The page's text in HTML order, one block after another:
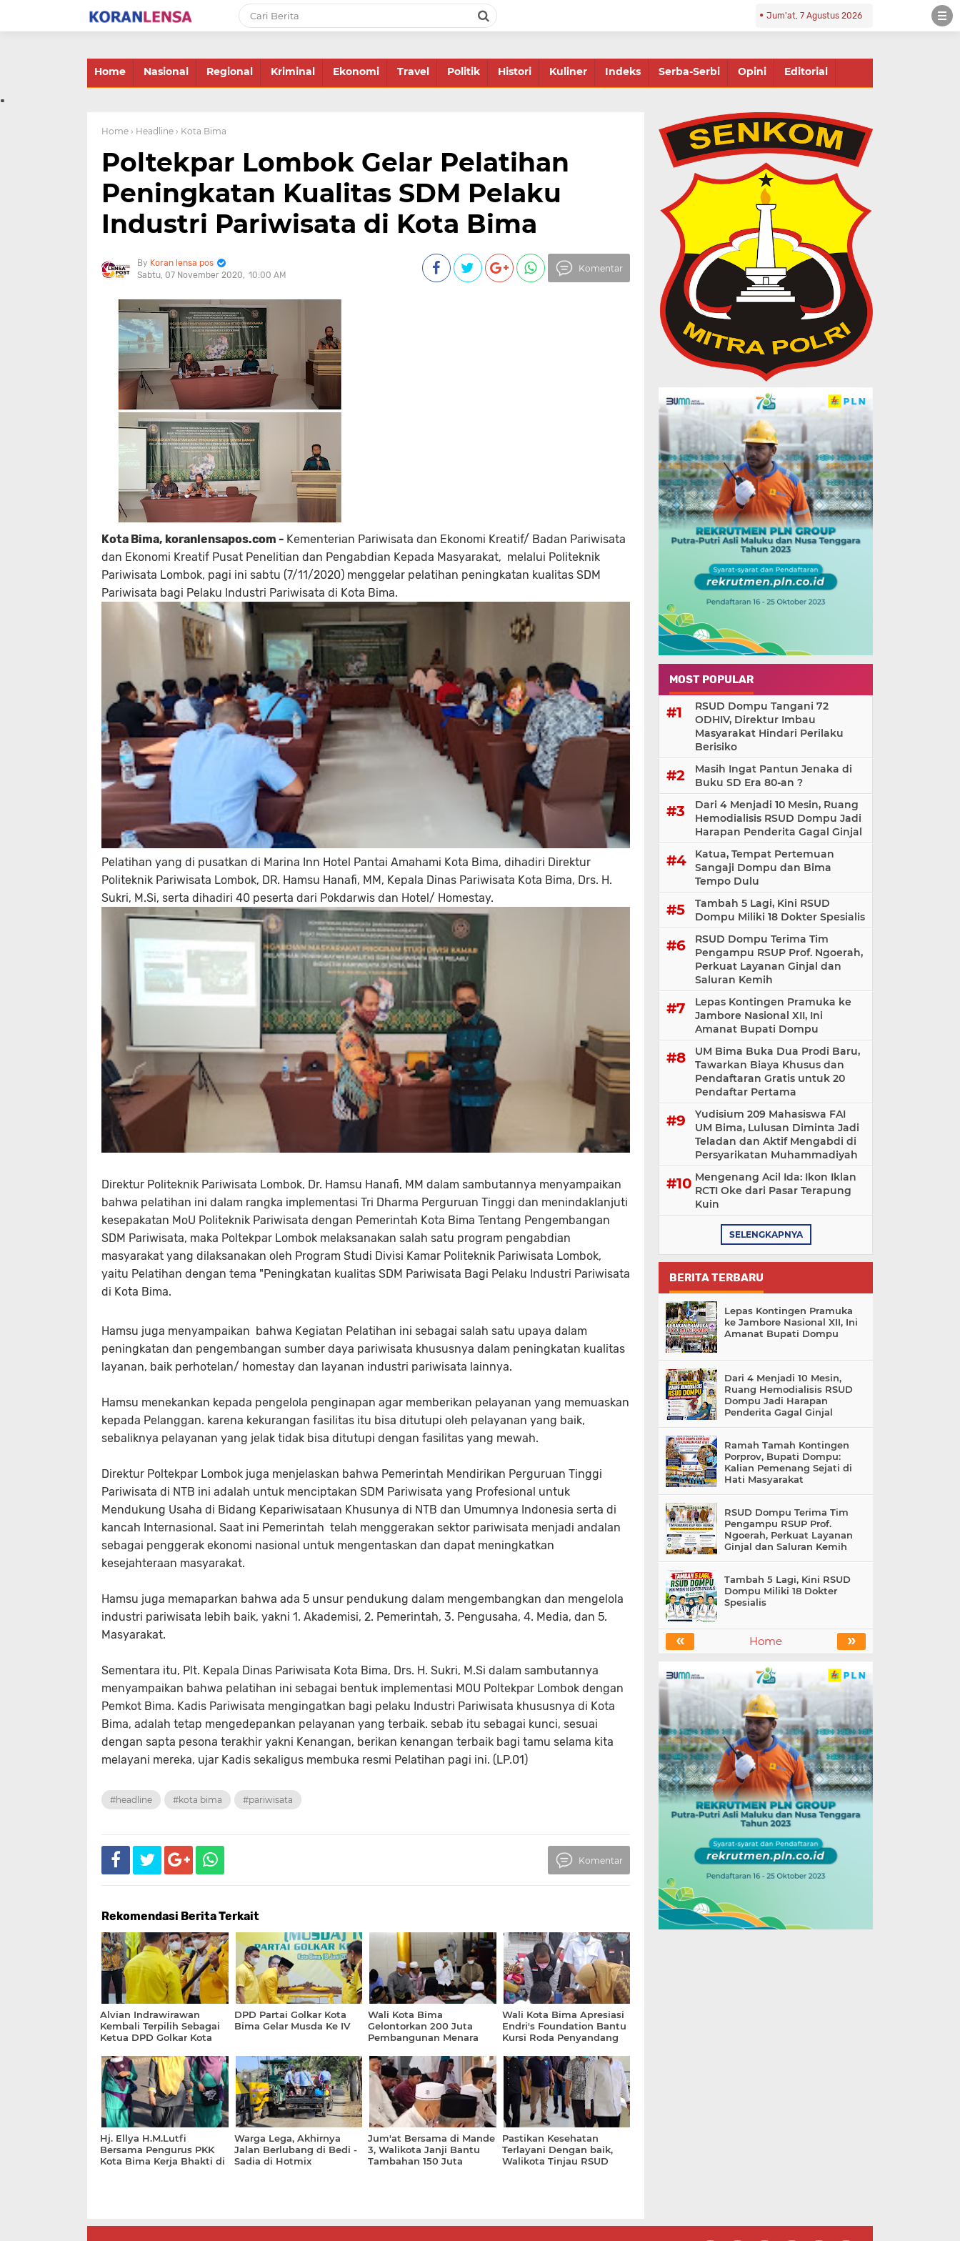
Jum'at, 7 Agustus 2026
Home Nasional Regional Kriminal Ekonomi Travel Politik Histori Kuliner Indeks Serba-Serbi Opini Editorial
.
Home › Headline › Kota Bima
Poltekpar Lombok Gelar Pelatihan
Peningkatan Kualitas SDM Pelaku
Industri Pariwisata di Kota Bima
Koran lensa pos
Sabtu, 07 November 2020
10:00 AM
Komentar
Kota Bima, koranlensapos.com - Kementerian Pariwisata dan Ekonomi Kreatif/ Badan Pariwisata
dan Ekonomi Kreatif Pusat Penelitian dan Pengabdian Kepada Masyarakat, melalui Politeknik
Pariwisata Lombok, pagi ini sabtu (7/11/2020) menggelar pelatihan peningkatan kualitas SDM
Pariwisata bagi Pelaku Industri Pariwisata di Kota Bima.
Pelatihan yang di pusatkan di Marina Inn Hotel Pantai Amahami Kota Bima, dihadiri Direktur
Politeknik Pariwisata Lombok, DR. Hamsu Hanafi, MM, Kepala Dinas Pariwisata Kota Bima, Drs. H.
Sukri, M.Si, serta dihadiri 40 peserta dari Pokdarwis dan Hotel/ Homestay.
Direktur Politeknik Pariwisata Lombok, Dr. Hamsu Hanafi, MM dalam sambutannya menyampaikan
bahwa pelatihan ini dalam rangka implementasi Tri Dharma Perguruan Tinggi dan menindaklanjuti
kesepakatan MoU Politeknik Pariwisata dengan Pemerintah Kota Bima Tentang Pengembangan
SDM Pariwisata, maka Poltekpar Lombok melaksanakan salah satu program pengabdian
masyarakat yang dilaksanakan oleh Program Studi Divisi Kamar Politeknik Pariwisata Lombok,
yaitu Pelatihan dengan tema "Peningkatan kualitas SDM Pariwisata Bagi Pelaku Industri Pariwisata
di Kota Bima.
Hamsu juga menyampaikan bahwa Kegiatan Pelatihan ini sebagai salah satu upaya dalam
peningkatan dan pengembangan sumber daya pariwisata khususnya dalam peningkatan kualitas
layanan, baik perhotelan/ homestay dan layanan industri pariwisata lainnya.
Hamsu menekankan kepada pengelola penginapan agar memberikan pelayanan yang memuaskan
kepada Pelanggan. karena kekurangan fasilitas itu bisa ditutupi oleh pelayanan yang baik,
sebaliknya pelayanan yang jelak tidak bisa ditutupi dengan fasilitas yang mewah.
Direktur Poltekpar Lombok juga menjelaskan bahwa Pemerintah Mendirikan Perguruan Tinggi
Pariwisata di NTB ini adalah untuk menciptakan SDM Pariwisata yang Profesional untuk
Mendukung Usaha di Bidang Kepariwisataan Khusunya di NTB dan Umumnya Indonesia serta di
kancah Internasional. Saat ini Pemerintah telah menggerakan sektor pariwisata menjadi andalan
sebagai penggerak ekonomi nasional untuk mengentaskan dan dapat meningkatkan
kesejahteraan masyarakat.
Hamsu juga memaparkan bahwa ada 5 unsur pendukung dalam mengembangkan dan mengelola
industri pariwisata lebih baik, yakni 1. Akademisi, 2. Pemerintah, 3. Pengusaha, 4. Media, dan 5.
Masyarakat.
Sementara itu, Plt. Kepala Dinas Pariwisata Kota Bima, Drs. H. Sukri, M.Si dalam sambutannya
menyampaikan bahwa pelatihan ini sebagai bentuk implementasi MOU Poltekpar Lombok dengan
Pemkot Bima. Kadis Pariwisata mengingatkan bagi pelaku Industri Pariwisata khususnya di Kota
Bima, adalah tetap mengedepankan pelayanan yang terbaik. sebab itu sebagai kunci, sesuai
dengan sapta pesona terakhir yakni Kenangan, berikan kenangan terbaik bagi tamu selama kita
melayani mereka, ujar Kadis sekaligus membuka resmi Pelatihan pagi ini. (LP.01)
#headline #kota bima #pariwisata
Komentar
Rekomendasi Berita Terkait
Alvian Indrawirawan
Kembali Terpilih Sebagai
Ketua DPD Golkar Kota
DPD Partai Golkar Kota
Bima Gelar Musda Ke IV
Wali Kota Bima
Gelontorkan 200 Juta
Pembangunan Menara
Ntobo
Wali Kota Bima Apresiasi
Endri's Foundation Bantu
Kursi Roda Penyandang
Hj. Ellya H.M.Lutfi
Bersama Pengurus PKK
Kota Bima Kerja Bhakti di
Warga Lega, Akhirnya
Jalan Berlubang di Bedi -
Sadia di Hotmix
Jum'at Bersama di Mande
3, Walikota Janji Bantu
Tambahan 150 Juta
Pastikan Kesehatan
Terlayani Dengan baik,
Walikota Tinjau RSUD
MOST POPULAR
RSUD Dompu Tangani 72
ODHIV, Direktur Imbau
Masyarakat Hindari Perilaku
Berisiko
Masih Ingat Pantun Jenaka di
Buku SD Era 80-an ?
Dari 4 Menjadi 10 Mesin, Ruang
Hemodialisis RSUD Dompu Jadi
Harapan Penderita Gagal Ginjal
Katua, Tempat Pertemuan
Sangaji Dompu dan Bima
Tempo Dulu
Tambah 5 Lagi, Kini RSUD
Dompu Miliki 18 Dokter Spesialis
RSUD Dompu Terima Tim
Pengampu RSUP Prof. Ngoerah,
Perkuat Layanan Ginjal dan
Saluran Kemih
Lepas Kontingen Pramuka ke
Jambore Nasional XII, Ini
Amanat Bupati Dompu
UM Bima Buka Dua Prodi Baru,
Tawarkan Biaya Khusus dan
Pendaftaran Gratis untuk 20
Pendaftar Pertama
Yudisium 209 Mahasiswa FAI
UM Bima, Lulusan Diminta Jadi
Teladan dan Aktif Mengabdi di
Persyarikatan Muhammadiyah
Mengenang Acil Ida: Ikon Iklan
RCTI Oke dari Pasar Terapung
Kuin
SELENGKAPNYA
BERITA TERBARU
Lepas Kontingen Pramuka
ke Jambore Nasional XII, Ini
Amanat Bupati Dompu
Dari 4 Menjadi 10 Mesin,
Ruang Hemodialisis RSUD
Dompu Jadi Harapan
Penderita Gagal Ginjal
Ramah Tamah Kontingen
Porprov, Bupati Dompu:
Kalian Pemenang Sejati di
Hati Masyarakat
RSUD Dompu Terima Tim
Pengampu RSUP Prof.
Ngoerah, Perkuat Layanan
Ginjal dan Saluran Kemih
Tambah 5 Lagi, Kini RSUD
Dompu Miliki 18 Dokter
Spesialis
« »
Home